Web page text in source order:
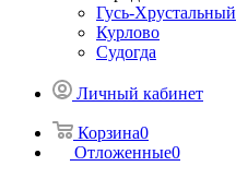
Гусь-Хрустальный
Курлово
Судогда
Личный кабинет
Корзина0
Отложенные0